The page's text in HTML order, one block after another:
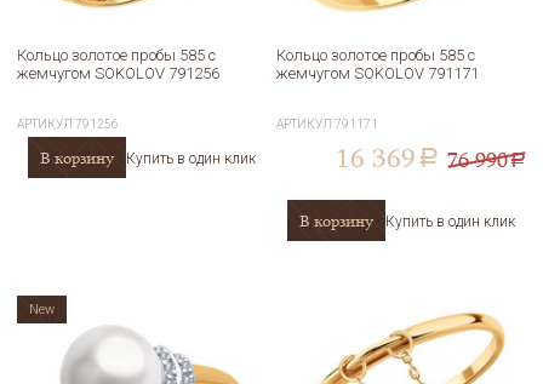
Кольцо золотое пробы 585 с
жемчугом SOKOLOV 791256
АРТИКУЛ791256
В корзину Купить в один клик
Кольцо золотое пробы 585 с
жемчугом SOKOLOV 791171
АРТИКУЛ791171
16 369 a 76 990a
В корзину Купить в один клик
New